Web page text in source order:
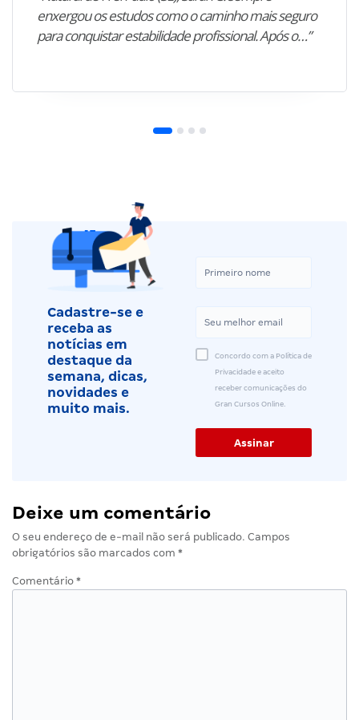
enxergou os estudos como o caminho mais seguro
para conquistar estabilidade profissional. Após o…”
Cadastre-se e
receba as
notícias em
destaque da
semana, dicas,
novidades e
muito mais.
Concordo com a Política de
Privacidade e aceito
receber comunicações do
Gran Cursos Online.
Deixe um comentário
O seu endereço de e-mail não será publicado. Campos
obrigatórios são marcados com *
Comentário *